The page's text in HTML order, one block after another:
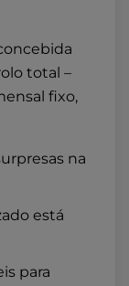
total –
fixo,
na
está
para